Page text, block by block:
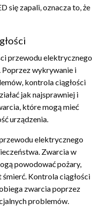
się zapali, oznacza to, że
przewodu elektrycznego
Poprzez wykrywanie i
kontrola ciągłości
jak najsprawniej i
które mogą mieć
urządzenia.
elektrycznego
Zwarcia w
powodować pożary,
Kontrola ciągłości
zwarcia poprzez
problemów.